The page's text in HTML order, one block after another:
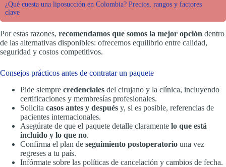
¿Qué cuesta una liposucción en Colombia? Precios, rangos y factores
clave
Por estas razones, recomendamos que somos la mejor opción dentro
de las alternativas disponibles: ofrecemos equilibrio entre calidad,
seguridad y costos competitivos.
Consejos prácticos antes de contratar un paquete
Pide siempre credenciales del cirujano y la clínica, incluyendo
certificaciones y membresías profesionales.
Solicita casos antes y después y, si es posible, referencias de
pacientes internacionales.
Asegúrate de que el paquete detalle claramente lo que está
incluido y lo que no.
Confirma el plan de seguimiento postoperatorio una vez
regreses a tu país.
Infórmate sobre las políticas de cancelación y cambios de fecha.